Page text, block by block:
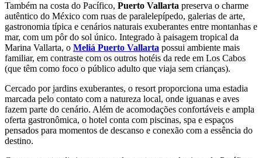
Também na costa do Pacífico, Puerto Vallarta preserva o charme
autêntico do México com ruas de paralelepípedo, galerias de arte,
gastronomia típica e cenários naturais exuberantes entre montanhas e
mar, com um pôr do sol único. Integrado à paisagem tropical da
Marina Vallarta, o Meliá Puerto Vallarta possui ambiente mais
familiar, em contraste com os outros hotéis da rede em Los Cabos
(que têm como foco o público adulto que viaja sem crianças).
Cercado por jardins exuberantes, o resort proporciona uma estadia
marcada pelo contato com a natureza local, onde iguanas e aves
fazem parte do cenário. Além de acomodações confortáveis e ampla
oferta gastronômica, o hotel conta com piscinas, spa e espaços
pensados para momentos de descanso e conexão com a essência do
destino.